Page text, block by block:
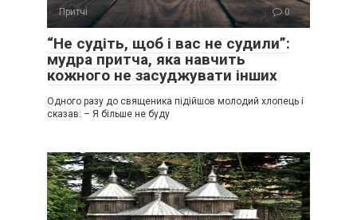
Притчі 0
“Не судіть, щоб і вас не судили”:
мудра притча, яка навчить
кожного не засуджувати інших
Одного разу до священика підійшов молодий хлопець і
сказав: – Я більше не буду